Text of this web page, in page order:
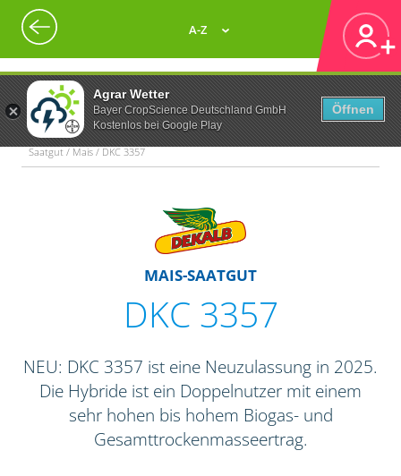
Agrar Wetter
Bayer CropScience Deutschland GmbH
Kostenlos bei Google Play
Öffnen
A-Z
Saatgut / Mais / DKC 3357
MAIS-SAATGUT
DKC 3357
NEU: DKC 3357 ist eine Neuzulassung in 2025.
Die Hybride ist ein Doppelnutzer mit einem
sehr hohen bis hohem Biogas- und
Gesamttrockenmasseertrag.